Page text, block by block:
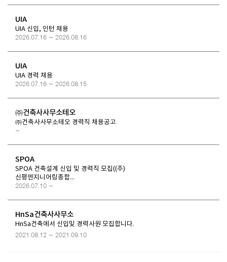
UIA
UIA 신입, 인턴 채용
2026.07.16 ~ 2026.08.16
UIA
UIA 경력 채용
2026.07.16 ~ 2026.08.15
㈜건축사사무소테오
㈜건축사사무소테오 경력직 채용공고
~
SPOA
SPOA 건축설계 신입 및 경력직 모집((주)
신평엔지니어링종합...
2026.07.10 ~
HnSa건축사사무소
HnSa건축에서 신입및 경력사원 모집합니다.
2021.08.12 ~ 2021.09.10